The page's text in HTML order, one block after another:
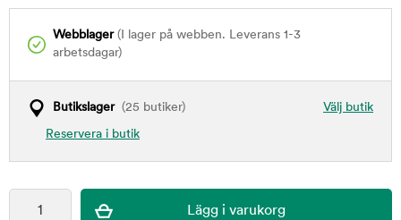
Webblager(I lager på webben. Leverans 1-3
arbetsdagar)
Välj butik
Butikslager(25 butiker)
Reservera i butik